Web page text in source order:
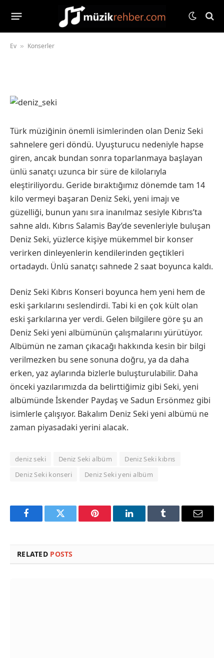
Ev » Konserler
Deniz Seki Kıbrıs Konseri
Türk müziğinin önemli isimlerinden olan Deniz Seki
sahnelere geri döndü. Uyuşturucu nedeniyle hapse
giren, ancak bundan sonra toparlanmaya başlayan
ünlü sanatçı uzunca bir süre de kilolarıyla
eleştiriliyordu. Geride bıraktığımız dönemde tam 14
kilo vermeyi başaran Deniz Seki, yeni imajı ve
güzelliği, bunun yanı sıra inanılmaz sesiyle Kıbrıs’ta
sahne aldı. Kıbrıs Salamis Bay’de sevenleriyle buluşan
Deniz Seki, yüzlerce kişiye mükemmel bir konser
verirken dinleyenlerin kendilerinden geçtikleri
ortadaydı. Ünlü sanatçı sahnede 2 saat boyunca kaldı.
Deniz Seki Kıbrıs Konseri boyunca hem yeni hem de
eski şarkılarını seslendirdi. Tabi ki en çok kült olan
eski şarkılarına yer verdi. Gelen bilgilere göre şu an
Deniz Seki yeni albümünün çalışmalarını yürütüyor.
Albümün ne zaman çıkacağı hakkında kesin bir bilgi
verilmezken bu sene sonuna doğru, ya da daha
erken, yaz aylarında bizlerle buluşturulabilir. Daha
önceki yazılarımızda da belirttiğimiz gibi Seki, yeni
albümünde İskender Paydaş ve Sadun Ersönmez gibi
isimlerle çalışıyor. Bakalım Deniz Seki yeni albümü ne
zaman piyasadaki yerini alacak.
deniz seki Deniz Seki albüm
Deniz Seki kıbrıs
Deniz Seki konseri
Deniz Seki yeni albüm
FacebookTwitter Pinterest LinkedInTumblr Email
RELATED POSTS